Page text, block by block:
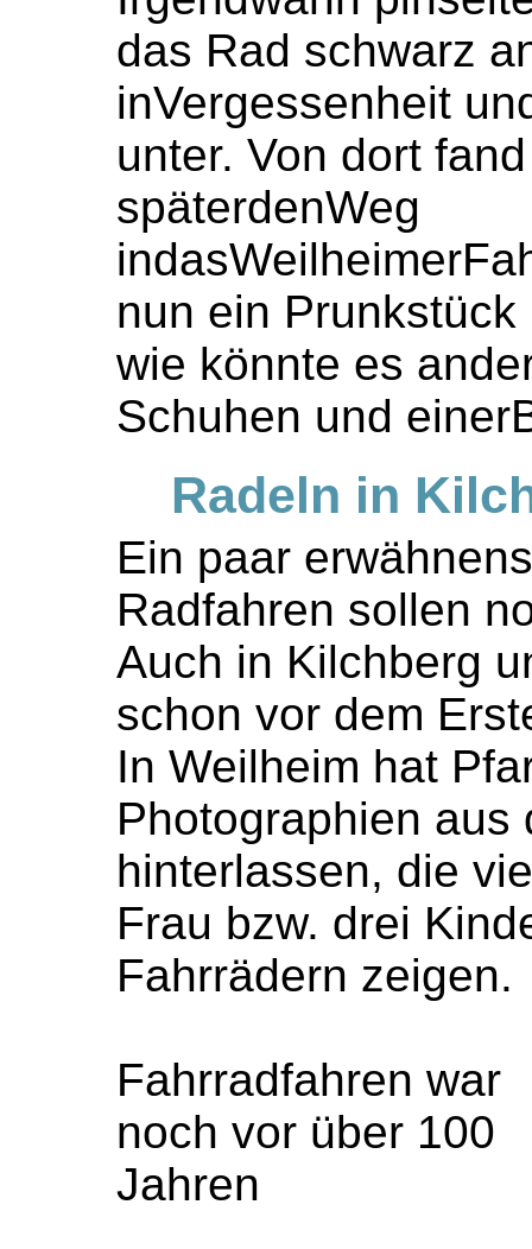
das Rad schwarz
inVergessenheit
unter. Von dort
späterdenWeg
nun ein
wie könnte es
Schuhen und
Radeln in
Ein paar
Radfahren sollen
Auch in Kilchberg
schon vor dem
In Weilheim hat
Photographien aus
hinterlassen, die
Frau bzw. drei
Fahrrädern zeigen.
Fahrradfahren war
noch vor über 100
Jahren